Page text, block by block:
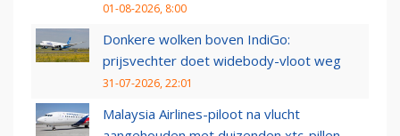
01-08-2026, 8:00
Donkere wolken boven IndiGo:
prijsvechter doet widebody-vloot weg
31-07-2026, 22:01
Malaysia Airlines-piloot na vlucht